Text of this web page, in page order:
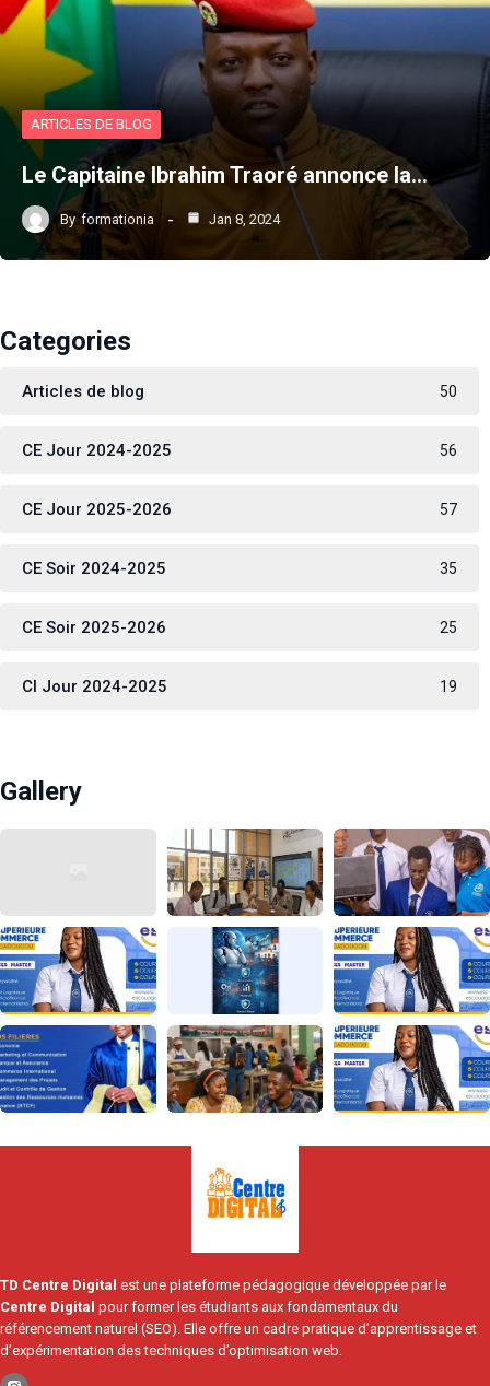
ARTICLES DE BLOG
Le Capitaine Ibrahim Traoré annonce la…
By formationia Jan 8, 2024
Categories
Articles de blog 50
CE Jour 2024-2025 56
CE Jour 2025-2026 57
CE Soir 2024-2025 35
CE Soir 2025-2026 25
CI Jour 2024-2025 19
Gallery
TD Centre Digital est une plateforme pédagogique développée par le
Centre Digital pour former les étudiants aux fondamentaux du
référencement naturel (SEO). Elle offre un cadre pratique d’apprentissage et
d’expérimentation des techniques d’optimisation web.